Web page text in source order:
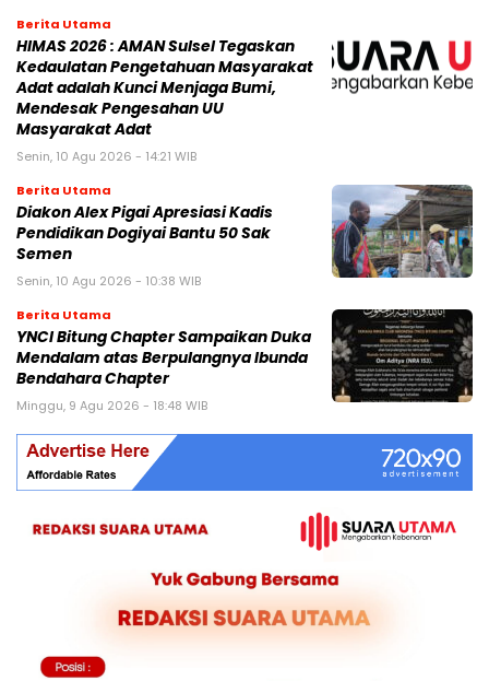
Berita Utama
HIMAS 2026 : AMAN Sulsel Tegaskan
Kedaulatan Pengetahuan Masyarakat
Adat adalah Kunci Menjaga Bumi,
Mendesak Pengesahan UU
Masyarakat Adat
Senin, 10 Agu 2026 - 14:21 WIB
Berita Utama
Diakon Alex Pigai Apresiasi Kadis
Pendidikan Dogiyai Bantu 50 Sak
Semen
Senin, 10 Agu 2026 - 10:38 WIB
Berita Utama
YNCI Bitung Chapter Sampaikan Duka
Mendalam atas Berpulangnya Ibunda
Bendahara Chapter
Minggu, 9 Agu 2026 - 18:48 WIB